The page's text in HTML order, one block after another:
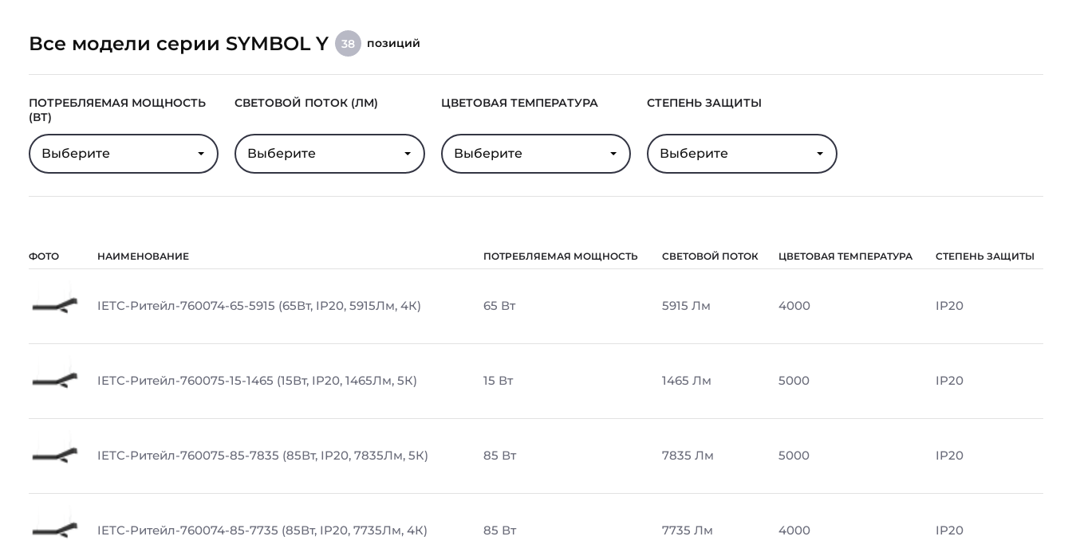
Все модели серии SYMBOL Y 38 позиций
ПОТРЕБЛЯЕМАЯ МОЩНОСТЬ
(ВТ)
Выберите
СВЕТОВОЙ ПОТОК (ЛМ)
Выберите
ЦВЕТОВАЯ ТЕМПЕРАТУРА
Выберите
СТЕПЕНЬ ЗАЩИТЫ
Выберите
ФОТО НАИМЕНОВАНИЕ ПОТРЕБЛЯЕМАЯ МОЩНОСТЬ СВЕТОВОЙ ПОТОК ЦВЕТОВАЯ ТЕМПЕРАТУРА СТЕПЕНЬ ЗАЩИТЫ
IETC-Ритейл-760074-65-5915 (65Вт, IP20, 5915Лм, 4К) 65 Вт 5915 Лм 4000 IP20
IETC-Ритейл-760075-15-1465 (15Вт, IP20, 1465Лм, 5К) 15 Вт 1465 Лм 5000 IP20
IETC-Ритейл-760075-85-7835 (85Вт, IP20, 7835Лм, 5К) 85 Вт 7835 Лм 5000 IP20
IETC-Ритейл-760074-85-7735 (85Вт, IP20, 7735Лм, 4К) 85 Вт 7735 Лм 4000 IP20